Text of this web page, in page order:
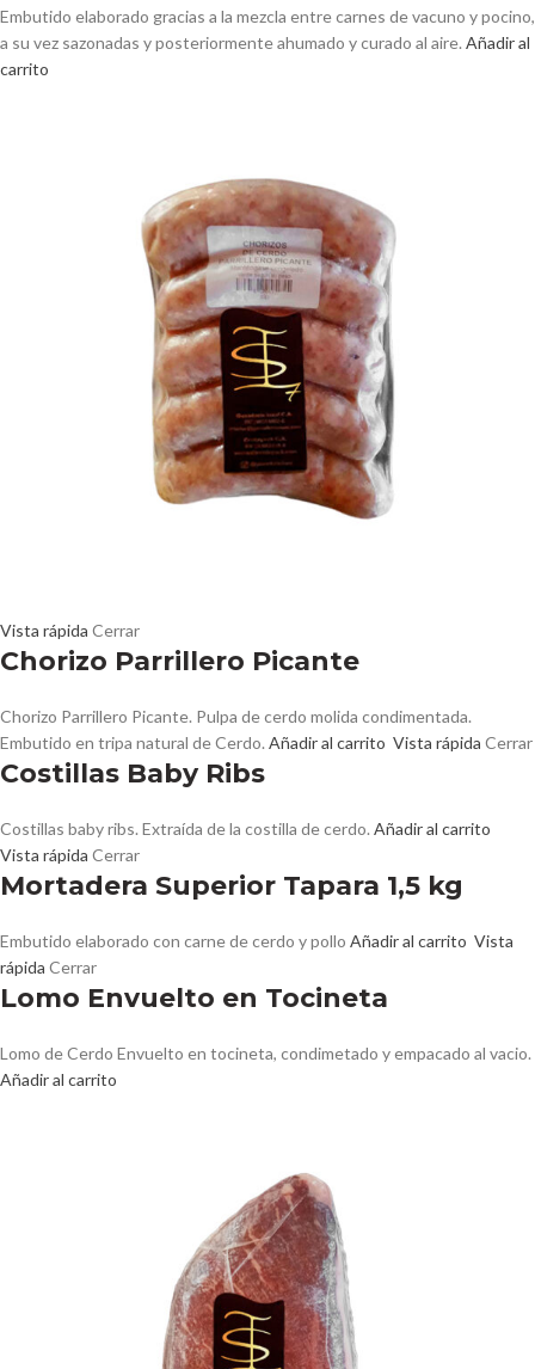
Embutido elaborado gracias a la mezcla entre carnes de vacuno y pocino,
a su vez sazonadas y posteriormente ahumado y curado al aire. Añadir al
carrito
Vista rápida Cerrar
Chorizo Parrillero Picante
Chorizo Parrillero Picante. Pulpa de cerdo molida condimentada.
Embutido en tripa natural de Cerdo. Añadir al carrito Vista rápida Cerrar
Costillas Baby Ribs
Costillas baby ribs. Extraída de la costilla de cerdo. Añadir al carrito
Vista rápida Cerrar
Mortadera Superior Tapara 1,5 kg
Embutido elaborado con carne de cerdo y pollo Añadir al carrito Vista
rápida Cerrar
Lomo Envuelto en Tocineta
Lomo de Cerdo Envuelto en tocineta, condimetado y empacado al vacio.
Añadir al carrito